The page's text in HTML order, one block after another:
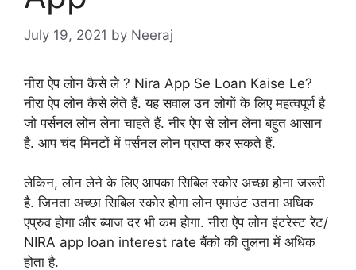
July 19, 2021 by Neeraj
नीरा ऐप लोन कैसे ले ? Nira App Se Loan Kaise Le?
नीरा ऐप लोन कैसे लेते हैं. यह सवाल उन लोगों के लिए महत्वपूर्ण है
जो पर्सनल लोन लेना चाहते हैं. नीर ऐप से लोन लेना बहुत आसान
है. आप चंद मिनटों में पर्सनल लोन प्राप्त कर सकते हैं.
लेकिन, लोन लेने के लिए आपका सिबिल स्कोर अच्छा होना जरूरी
है. जिनता अच्छा सिबिल स्कोर होगा लोन एमाउंट उतना अधिक
एप्रुव होगा और ब्याज दर भी कम होगा. नीरा ऐप लोन इंटरेस्ट रेट/
NIRA app loan interest rate बैंंको की तुलना में अधिक
होता है.